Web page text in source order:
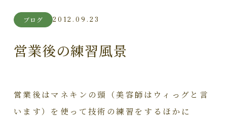
ブログ 2012.09.23
営業後の練習風景
営業後はマネキンの頭（美容師はウィっグと言
います）を使って技術の練習をするほかに